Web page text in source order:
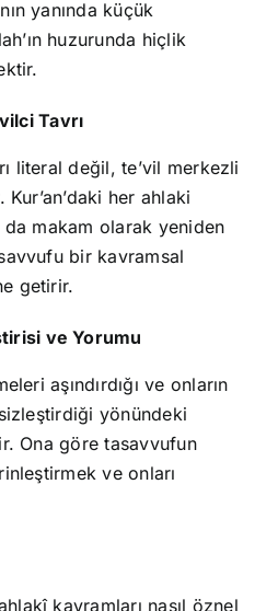
yanında küçük
huzurunda hiçlik
Tavrı
literal değil, te’vil merkezli
Kur’an’daki her ahlaki
makam olarak yeniden
bir kavramsal
getirir.
ve Yorumu
aşındırdığı ve onların
yönündeki
Ona göre tasavvufun
ve onları
kavramları nasıl öznel